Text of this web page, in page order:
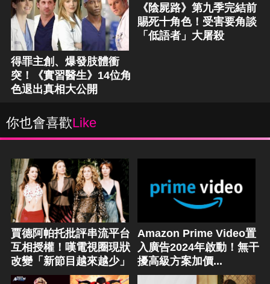
得罪主創、爆發肢體衝
突！《實習醫生》14位角
色退出真相大公開
《陰屍路》第九季完結前
賜死十角色！受害要角談
「低語者」大屠殺
你也會喜歡Like
賈德阿帕托批評串流平台
互相授權！嘆電視圈現狀
改變「新節目越來越少」
Amazon Prime Video置
入廣告2024年啟動！無干
擾高級方案加價...